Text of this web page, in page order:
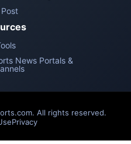
News Portals &
All rights reserved.
Privacy